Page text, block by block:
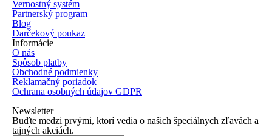
Vernostný systém
Partnerský program
Blog
Darčekový poukaz
Informácie
O nás
Spôsob platby
Obchodné podmienky
Reklamačný poriadok
Ochrana osobných údajov GDPR
Newsletter
Buďte medzi prvými, ktorí vedia o našich špeciálnych zľavách a
tajných akciách.